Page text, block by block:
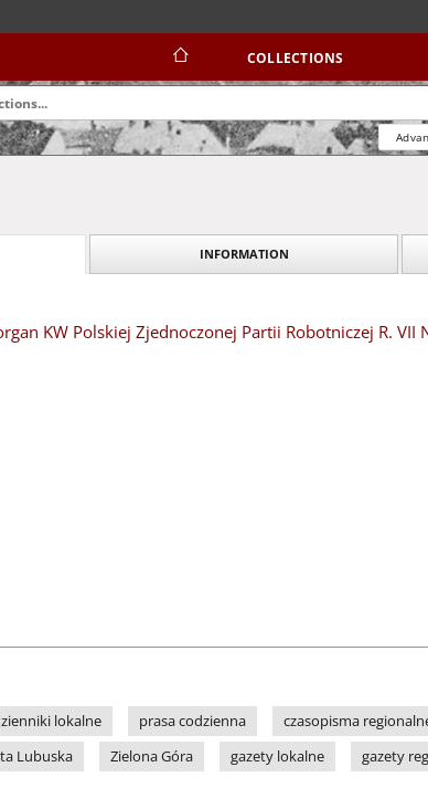
COLLECTIONS
INFORMATION
KW Polskiej Zjednoczonej Partii Robotniczej R.
lokalne prasa codzienna czasopisma
Lubuska Zielona Góra gazety lokalne gazety